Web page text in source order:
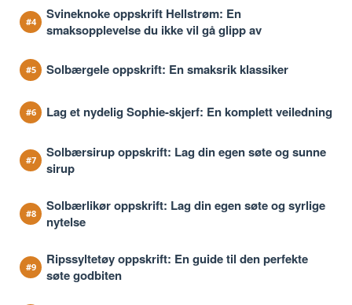
Svineknoke oppskrift Hellstrøm: En
smaksopplevelse du ikke vil gå glipp av
Solbærgele oppskrift: En smaksrik klassiker
Lag et nydelig Sophie-skjerf: En komplett veiledning
Solbærsirup oppskrift: Lag din egen søte og sunne
sirup
Solbærlikør oppskrift: Lag din egen søte og syrlige
nytelse
Ripssyltetøy oppskrift: En guide til den perfekte
søte godbiten